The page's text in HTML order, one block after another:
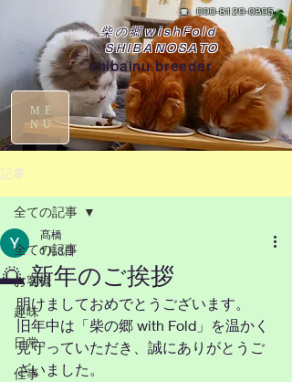
☎090-8129-0395
柴の郷wishFold
SHIBANOSATO
shibainu breeder
ME
NU
記事
全ての記事
お客様
趣味
日常
仕事
全ての記事
🌅 新年のご挨拶
髙橋
1月3日
明けましておめでとうございます。
旧年中は「柴の郷 with Fold」を温かく
見守っていただき、誠にありがとうご
ざいました。